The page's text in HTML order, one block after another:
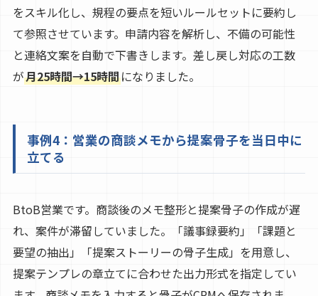
をスキル化し、規程の要点を短いルールセットに要約し
て参照させています。申請内容を解析し、不備の可能性
と連絡文案を自動で下書きします。差し戻し対応の工数
が月25時間→15時間になりました。
事例4：営業の商談メモから提案骨子を当日中に
立てる
BtoB営業です。商談後のメモ整形と提案骨子の作成が遅
れ、案件が滞留していました。「議事録要約」「課題と
要望の抽出」「提案ストーリーの骨子生成」を用意し、
提案テンプレの章立てに合わせた出力形式を指定してい